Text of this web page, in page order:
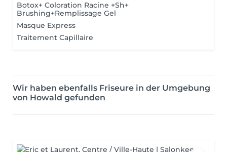
Botox+ Coloration Racine +Sh+
Brushing+Remplissage Gel
Masque Express
Traitement Capillaire
Wir haben ebenfalls Friseure in der Umgebung
von Howald gefunden